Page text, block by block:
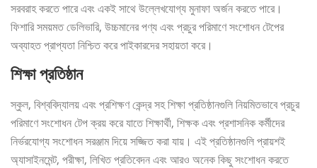
সরবরাহ করতে পারে এবং একই সাথে উল্লেখযোগ্য মুনাফা অর্জন করতে পারে।
ফিশারি সময়মত ডেলিভারি, উচ্চমানের পণ্য এবং প্রচুর পরিমাণে সংশোধন টেপের
অব্যাহত প্রাপ্যতা নিশ্চিত করে পাইকারদের সহায়তা করে।
শিক্ষা প্রতিষ্ঠান
স্কুল, বিশ্ববিদ্যালয় এবং প্রশিক্ষণ কেন্দ্র সহ শিক্ষা প্রতিষ্ঠানগুলি নিয়মিতভাবে প্রচুর
পরিমাণে সংশোধন টেপ ক্রয় করে যাতে শিক্ষার্থী, শিক্ষক এবং প্রশাসনিক কর্মীদের
নির্ভরযোগ্য সংশোধন সরঞ্জাম দিয়ে সজ্জিত করা যায়। এই প্রতিষ্ঠানগুলি প্রায়শই
অ্যাসাইনমেন্ট, পরীক্ষা, লিখিত প্রতিবেদন এবং আরও অনেক কিছু সংশোধন করতে